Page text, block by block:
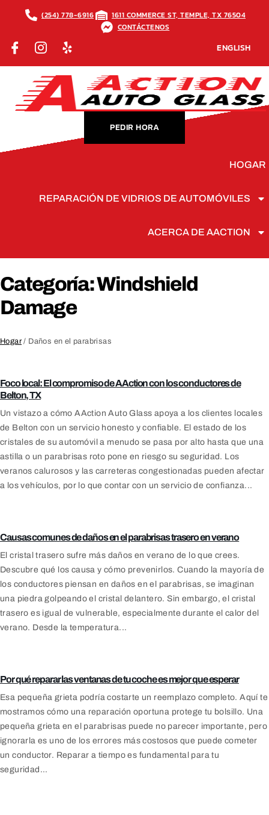
(254) 778-6916
1611 COMMERCE ST, TEMPLE, TX 76504
CONTÁCTENOS
ENGLISH
HOGAR
REPARACIÓN DE VIDRIOS DE AUTOMÓVILES
ACERCA DE AACTION
PEDIR HORA
Categoría: Windshield
Damage
Hogar / Daños en el parabrisas
Foco local: El compromiso de AAction con los conductores de
Belton, TX
Un vistazo a cómo AAction Auto Glass apoya a los clientes locales
de Belton con un servicio honesto y confiable. El estado de los
cristales de su automóvil a menudo se pasa por alto hasta que una
astilla o un parabrisas roto pone en riesgo su seguridad. Los
veranos calurosos y las carreteras congestionadas pueden afectar
a los vehículos, por lo que contar con un servicio de confianza...
Causas comunes de daños en el parabrisas trasero en verano
El cristal trasero sufre más daños en verano de lo que crees.
Descubre qué los causa y cómo prevenirlos. Cuando la mayoría de
los conductores piensan en daños en el parabrisas, se imaginan
una piedra golpeando el cristal delantero. Sin embargo, el cristal
trasero es igual de vulnerable, especialmente durante el calor del
verano. Desde la temperatura...
Por qué reparar las ventanas de tu coche es mejor que esperar
Esa pequeña grieta podría costarte un reemplazo completo. Aquí te
mostramos cómo una reparación oportuna protege tu bolsillo. Una
pequeña grieta en el parabrisas puede no parecer importante, pero
ignorarla es uno de los errores más costosos que puede cometer
un conductor. Reparar a tiempo es fundamental para tu
seguridad...